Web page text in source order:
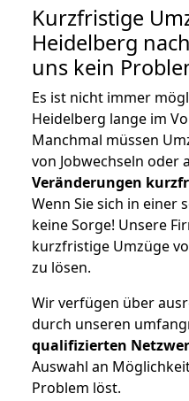
Kurzfristige
Heidelberg
uns kein
Es ist nicht immer
Heidelberg lange im
Manchmal müssen
von Jobwechseln oder
Veränderungen
Wenn Sie sich in einer
keine Sorge! Unsere
kurzfristige Umzüge
zu lösen.
Wir verfügen über
durch unseren
qualifizierten
Auswahl an
Problem löst.